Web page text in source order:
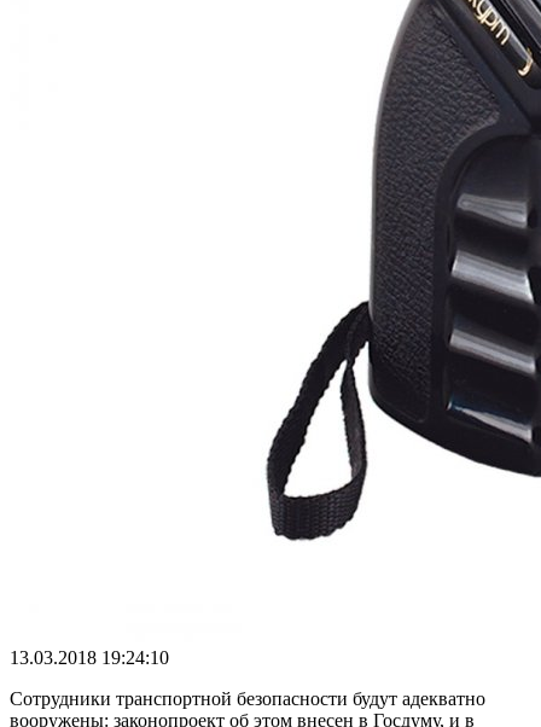
13.03.2018 19:24:10
Сотрудники транспортной безопасности будут адекватно
вооружены: законопроект об этом внесен в Госдуму, и в